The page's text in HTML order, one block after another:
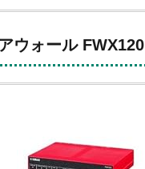
ウォール FWX120